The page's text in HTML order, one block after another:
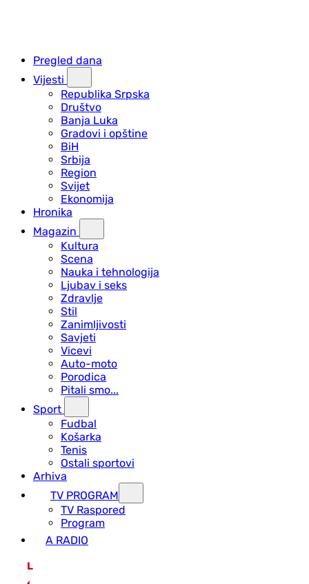
Pregled dana
Vijesti
Republika Srpska
Društvo
Banja Luka
Gradovi i opštine
BiH
Srbija
Region
Svijet
Ekonomija
Hronika
Magazin
Kultura
Scena
Nauka i tehnologija
Ljubav i seks
Zdravlje
Stil
Zanimljivosti
Savjeti
Vicevi
Auto-moto
Porodica
Pitali smo...
Sport
Fudbal
Košarka
Tenis
Ostali sportovi
Arhiva
TV PROGRAM
ТV Raspored
Program
A RADIO
L